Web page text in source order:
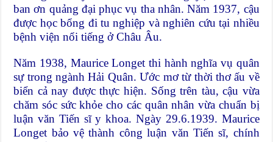
ban ơn quảng đại phục vụ tha nhân. Năm 1937, cậu
được học bổng đi tu nghiệp và nghiên cứu tại nhiều
bệnh viện nổi tiếng ở Châu Âu.
Năm 1938, Maurice Longet thi hành nghĩa vụ quân
sự trong ngành Hải Quân. Ước mơ từ thời thơ ấu về
biển cả nay được thực hiện. Sống trên tàu, cậu vừa
chăm sóc sức khỏe cho các quân nhân vừa chuẩn bị
luận văn Tiến sĩ y khoa. Ngày 29.6.1939. Maurice
Longet bảo vệ thành công luận văn Tiến sĩ, chính